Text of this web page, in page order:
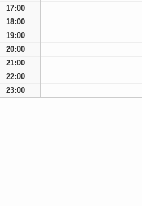
17:00
18:00
19:00
20:00
21:00
22:00
23:00